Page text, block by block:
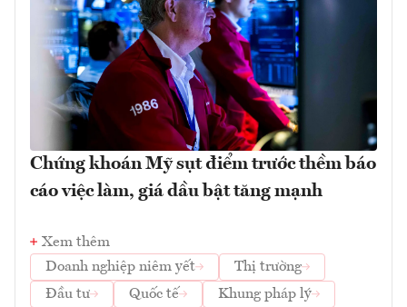
Chứng khoán Mỹ sụt điểm trước thềm báo
cáo việc làm, giá dầu bật tăng mạnh
Xem thêm
Doanh nghiệp niêm yết
Thị trường
Đầu tư
Quốc tế Khung pháp lý